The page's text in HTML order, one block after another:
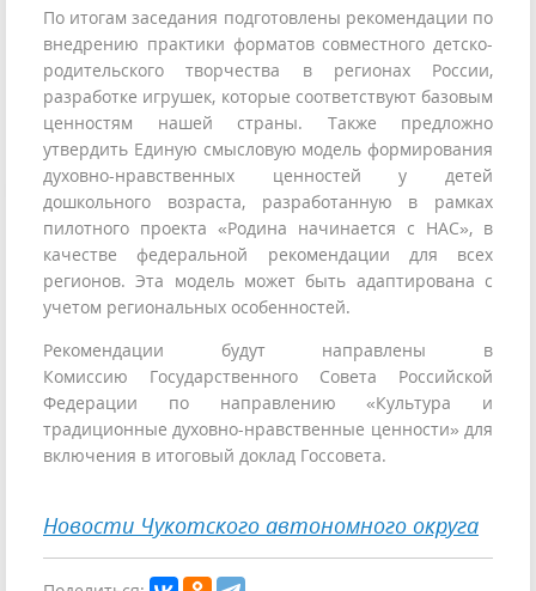
По итогам заседания подготовлены рекомендации по
внедрению практики форматов совместного детско-
родительского творчества в регионах России,
разработке игрушек, которые соответствуют базовым
ценностям нашей страны. Также предложно
утвердить Единую смысловую модель формирования
духовно-нравственных ценностей у детей
дошкольного возраста, разработанную в рамках
пилотного проекта «Родина начинается с НАС», в
качестве федеральной рекомендации для всех
регионов. Эта модель может быть адаптирована с
учетом региональных особенностей.
Рекомендации будут направлены в
Комиссию Государственного Совета Российской
Федерации по направлению «Культура и
традиционные духовно-нравственные ценности» для
включения в итоговый доклад Госсовета.
Новости Чукотского автономного округа